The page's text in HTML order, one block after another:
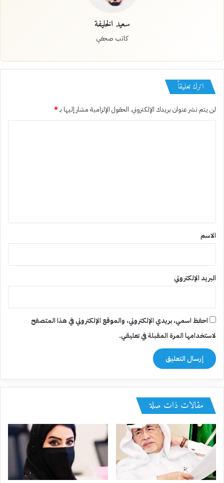
سعيد الخليفة
كاتب صحفي
اترك تعليقاً
لن يتم نشر عنوان بريدك الإلكتروني. الحقول الإلزامية مشار إليها بـ*
*
الاسم
البريد الإلكتروني
احفظ اسمي، بريدي الإلكتروني، والموقع الإلكتروني في هذا المتصفح
لاستخدامها المرة المقبلة في تعليقي.
مقالات ذات صلة